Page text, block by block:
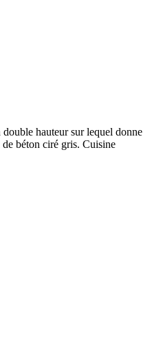
hauteur sur lequel donne
béton ciré gris. Cuisine